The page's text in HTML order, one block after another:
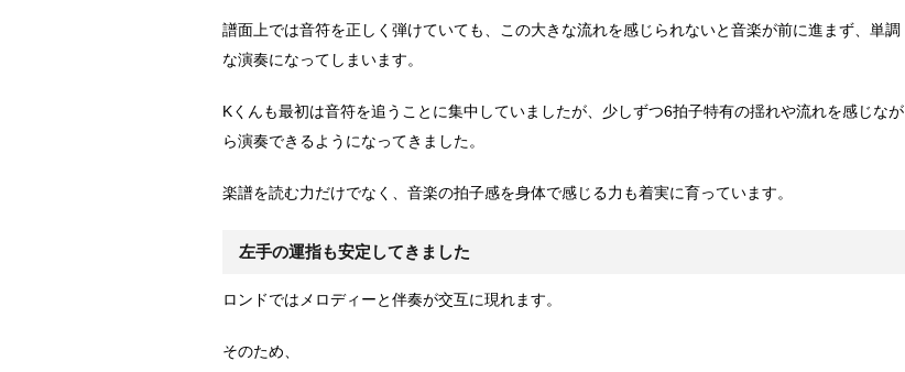
譜面上では音符を正しく弾けていても、この大きな流れを感じられないと音楽が前に進まず、単調
な演奏になってしまいます。
Kくんも最初は音符を追うことに集中していましたが、少しずつ6拍子特有の揺れや流れを感じなが
ら演奏できるようになってきました。
楽譜を読む力だけでなく、音楽の拍子感を身体で感じる力も着実に育っています。
左手の運指も安定してきました
ロンドではメロディーと伴奏が交互に現れます。
そのため、